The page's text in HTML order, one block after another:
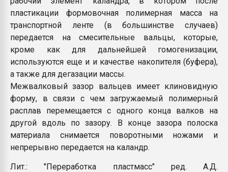
бутылок
ПЕРЕЙТИ НА
пластикации формовочная полимерная масса на
транспортной ленте (в большинстве случаев)
передается на смесительные вальцы, которые,
кроме как для дальнейшей гомогенизации,
используются еще и и качестве накопителя (буфера),
а также для дегазации массы.
Межвалковый зазор вальцев имеет клиновидную
форму, в связи с чем загружаемый полимерный
расплав перемещается с одного конца валков на
другой вдоль по зазору. В конце зазора полоска
материала снимается поворотными ножами и
непрерывно передается на каландр.
Лит.: "Переработка пластмасс" ред. А.Д.